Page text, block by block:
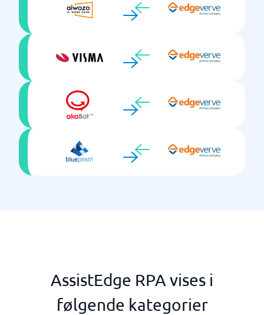
AssistEdge RPA vises i
følgende kategorier